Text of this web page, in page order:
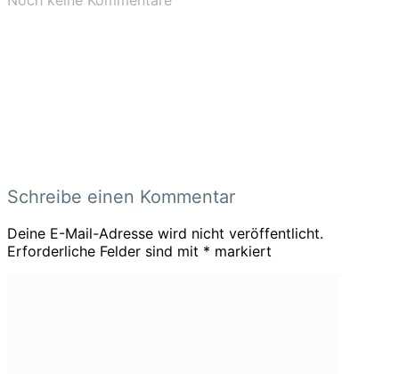
Schreibe einen Kommentar
Deine E-Mail-Adresse wird nicht veröffentlicht.
Erforderliche Felder sind mit * markiert